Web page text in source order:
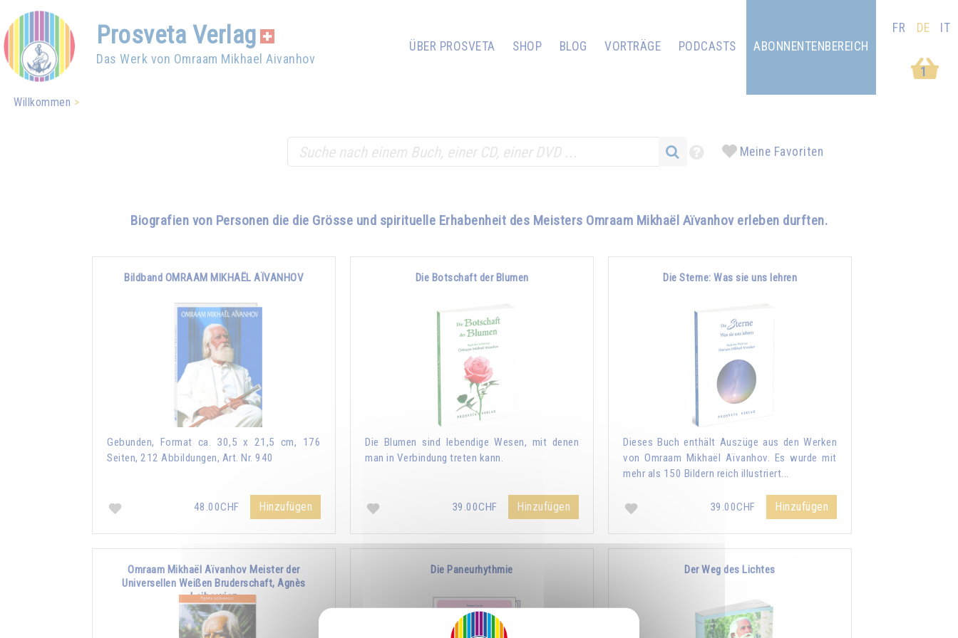
Prosveta Verlag
Das Werk von Omraam Mikhael Aivanhov
ÜBER PROSVETA SHOP BLOG VORTRÄGE
PODCASTS
1
ABONNENTENBEREICH
FR DE IT
Willkommen
Meine Favoriten
Biografien von Personen die die Grösse und spirituelle Erhabenheit des Meisters Omraam Mikhaël Aïvanhov erleben durften.
Bildband OMRAAM MIKHAËL AÏVANHOV
Gebunden, Format ca. 30,5 x 21,5 cm, 176
Seiten, 212 Abbildungen, Art. Nr. 940
48.00CHF Hinzufügen
Die Botschaft der Blumen
Die Blumen sind lebendige Wesen, mit denen
man in Verbindung treten kann.
39.00CHF Hinzufügen
Die Sterne: Was sie uns lehren
Dieses Buch enthält Auszüge aus den Werken
von Omraam Mikhaël Aïvanhov. Es wurde mit
mehr als 150 Bildern reich illustriert...
39.00CHF Hinzufügen
Omraam Mikhaël Aïvanhov Meister der
Universellen Weißen Bruderschaft, Agnès
Lejbowicz
Die Paneurhythmie Der Weg des Lichtes